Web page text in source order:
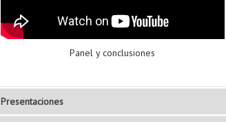
Panel y conclusiones
Presentaciones